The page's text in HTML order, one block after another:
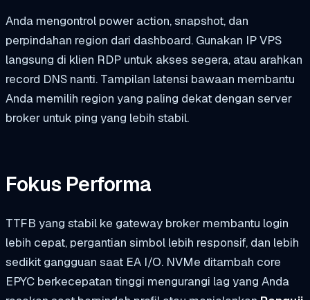
Anda mengontrol power action, snapshot, dan
perpindahan region dari dashboard. Gunakan IP VPS
langsung di klien RDP untuk akses segera, atau arahkan
record DNS nanti. Tampilan latensi bawaan membantu
Anda memilih region yang paling dekat dengan server
broker untuk ping yang lebih stabil.
Fokus Performa
TTFB yang stabil ke gateway broker membantu login
lebih cepat, pergantian simbol lebih responsif, dan lebih
sedikit gangguan saat EA I/O. NVMe ditambah core
EPYC berkecepatan tinggi mengurangi lag yang Anda